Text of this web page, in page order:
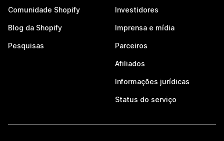
Comunidade Shopify
Blog da Shopify
Pesquisas
Investidores
Imprensa e mídia
Parceiros
Afiliados
Informações jurídicas
Status do serviço